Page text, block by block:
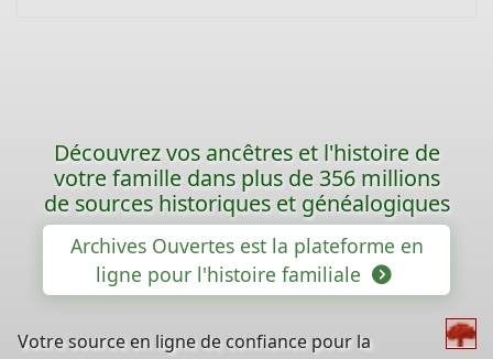
Découvrez vos ancêtres et l'histoire de
votre famille dans plus de 356 millions
de sources historiques et généalogiques
Archives Ouvertes est la plateforme en
ligne pour l'histoire familiale
Votre source en ligne de confiance pour la